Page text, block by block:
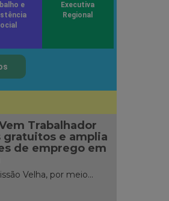
e
Executiva
Regional
Trabalhador
gratuitos e amplia
de emprego em
Velha, por meio...